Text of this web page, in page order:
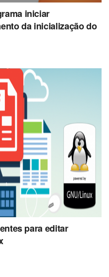
iniciar
da inicialização do
para editar